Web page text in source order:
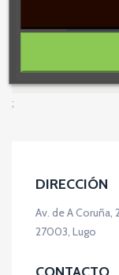
;
DIRECCIÓN
Av. de A Coruña,
27003, Lugo